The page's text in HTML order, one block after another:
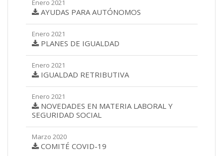
Enero 2021
AYUDAS PARA AUTÓNOMOS
Enero 2021
PLANES DE IGUALDAD
Enero 2021
IGUALDAD RETRIBUTIVA
Enero 2021
NOVEDADES EN MATERIA LABORAL Y
SEGURIDAD SOCIAL
Marzo 2020
COMITÉ COVID-19